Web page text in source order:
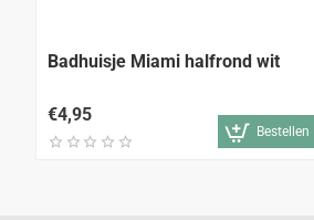
Badhuisje Miami halfrond wit
€4,95
Bestellen